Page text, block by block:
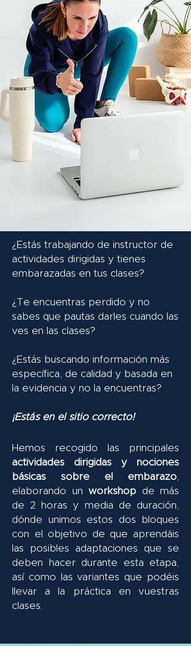
¿Estás trabajando de instructor de
actividades dirigidas y tienes
embarazadas en tus clases?
¿Te encuentras perdido y no
sabes que pautas darles cuando las
ves en las clases?
¿Estás buscando información más
específica, de calidad y basada en
la evidencia y no la encuentras?
¡Estás en el sitio correcto!
​Hemos recogido las principales
actividades dirigidas y nociones
básicas sobre el embarazo
elaborando un workshop de más
de 2 horas y media de duración,
dónde unimos estos dos bloques
con el objetivo de que aprendáis
las posibles adaptaciones que se
deben hacer durante esta etapa,
así como las variantes que podéis
llevar a la práctica en vuestras
clases.